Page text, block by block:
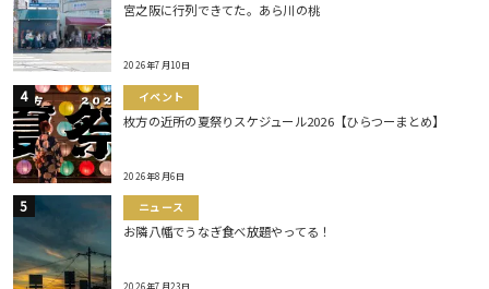
宮之阪に行列できてた。あら川の桃
2026年7月10日
イベント
枚方の近所の夏祭りスケジュール2026【ひらつーまとめ】
2026年8月6日
ニュース
お隣八幡でうなぎ食べ放題やってる！